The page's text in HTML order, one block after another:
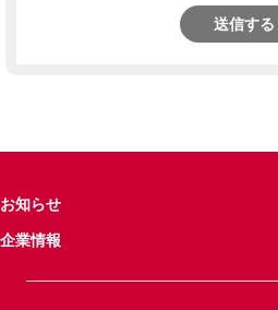
送信する
お知らせ
企業情報